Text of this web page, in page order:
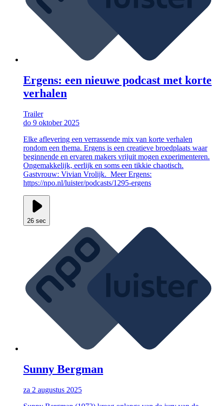
Ergens: een nieuwe podcast met korte
verhalen
Trailer
do 9 oktober 2025
Elke aflevering een verrassende mix van korte verhalen
rondom een thema. Ergens is een creatieve broedplaats waar
beginnende en ervaren makers vrijuit mogen experimenteren.
Ongemakkelijk, eerlijk en soms een tikkie chaotisch.
Gastvrouw: Vivian Vrolijk. Meer Ergens:
https://npo.nl/luister/podcasts/1295-ergens
26 sec
Sunny Bergman
za 2 augustus 2025